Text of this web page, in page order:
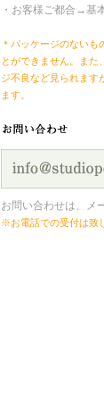
・お客様ご都合→基
＊パッケージのないも
とができません。また
ジ不良など見られます
ます。
お問い合わせは、メ
※お電話での受付は致